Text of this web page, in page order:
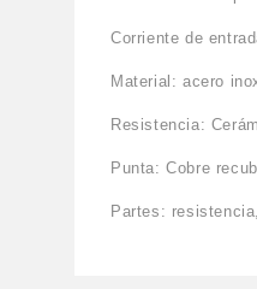
Corriente de
Material: acero
Resistencia:
Punta: Cobre
Partes: